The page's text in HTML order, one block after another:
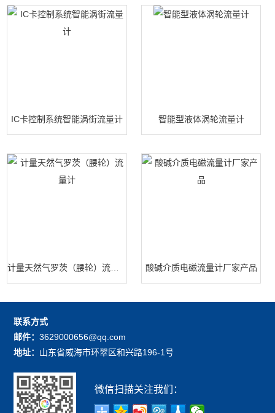
IC卡控制系统智能涡街流量计 智能型液体涡轮流量计
酸碱介质电磁流量计厂家产品
联系方式
邮件：3629000656@qq.com
地址： 山东省威海市环翠区和兴路196-1号
微信扫描关注我们：